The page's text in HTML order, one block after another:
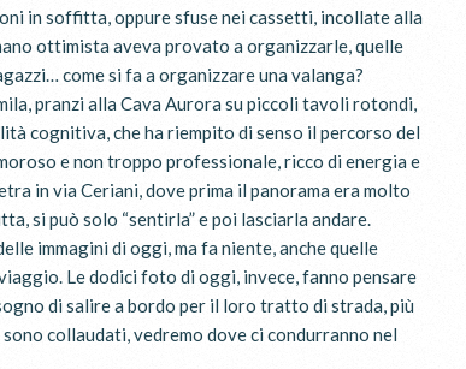
in soffitta, oppure sfuse nei cassetti, incollate alla
ottimista aveva provato a organizzarle, quelle
come si fa a organizzare una valanga?
pranzi alla Cava Aurora su piccoli tavoli rotondi,
cognitiva, che ha riempito di senso il percorso del
e non troppo professionale, ricco di energia e
in via Ceriani, dove prima il panorama era molto
si può solo “sentirla” e poi lasciarla andare.
immagini di oggi, ma fa niente, anche quelle
Le dodici foto di oggi, invece, fanno pensare
di salire a bordo per il loro tratto di strada, più
collaudati, vedremo dove ci condurranno nel